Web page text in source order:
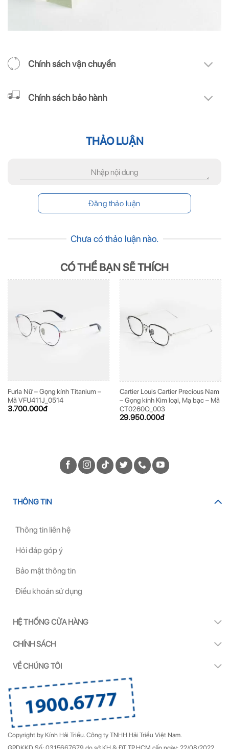
Chính sách vận chuyển
Chính sách bảo hành
THẢO LUẬN
Chưa có thảo luận nào.
CÓ THỂ BẠN SẼ THÍCH
Furla Nữ – Gọng kính Titanium –
Mã VFU411J_0514
3.700.000đ
Cartier Louis Cartier Precious Nam
– Gọng kính Kim loại, Mạ bạc – Mã
CT0260O_003
29.950.000đ
THÔNG TIN
Thông tin liên hệ
Hỏi đáp góp ý
Bảo mật thông tin
Điều khoản sử dụng
HỆ THỐNG CỬA HÀNG
CHÍNH SÁCH
VỀ CHÚNG TÔI
Copyright by Kính Hải Triều. Công ty TNHH Hải Triều Việt Nam.